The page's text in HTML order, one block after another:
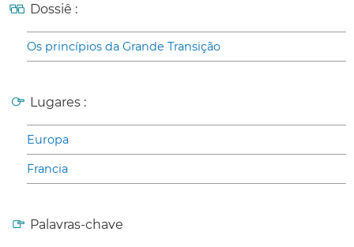
Dossiê :
Os princípios da Grande Transição
Lugares :
Europa
Francia
Palavras-chave